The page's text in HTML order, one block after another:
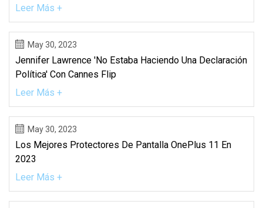
Leer Más +
May 30, 2023
Jennifer Lawrence 'no Estaba Haciendo Una Declaración
Política' Con Cannes Flip
Leer Más +
May 30, 2023
Los Mejores Protectores De Pantalla OnePlus 11 En
2023
Leer Más +